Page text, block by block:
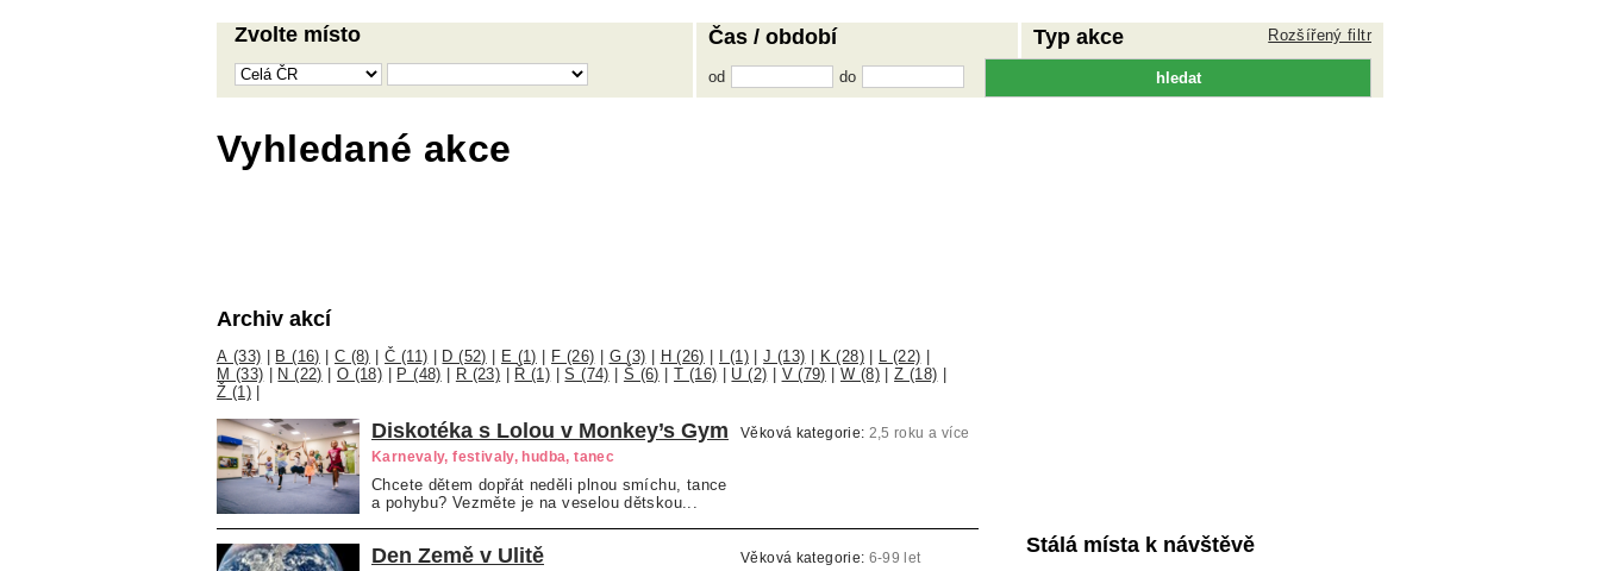
Zvolte místo Čas / období
od do
Typ akce Rozšířený filtr
Vyhledané akce
Archiv akcí
A (33) | B (16) | C (8) |Č (11) | D (52) | E (1) | F (26) | G (3) | H (26) | I (1)|J (13) | K (28)| L (22) |
M (33) | N (22) | O (18) | P (48) | R (23) | Ř (1) |S (74) | Š (6) | T (16) | U (2) | V (79) | W (8)|Z (18) |
Ž (1)|
Diskotéka s Lolou v Monkey’s Gym
Karnevaly, festivaly, hudba, tanec
Chcete dětem dopřát neděli plnou smíchu, tance
a pohybu? Vezměte je na veselou dětskou...
Věková kategorie: 2,5 roku a více
Den Země v Ulitě Věková kategorie: 6-99 let
Stálá místa k návštěvě